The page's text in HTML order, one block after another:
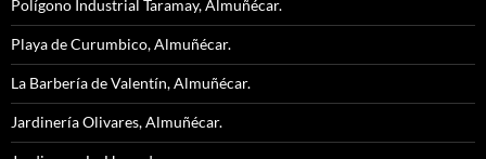
Polígono Industrial Taramay, Almuñécar.
Playa de Curumbico, Almuñécar.
La Barbería de Valentín, Almuñécar.
Jardinería Olivares, Almuñécar.